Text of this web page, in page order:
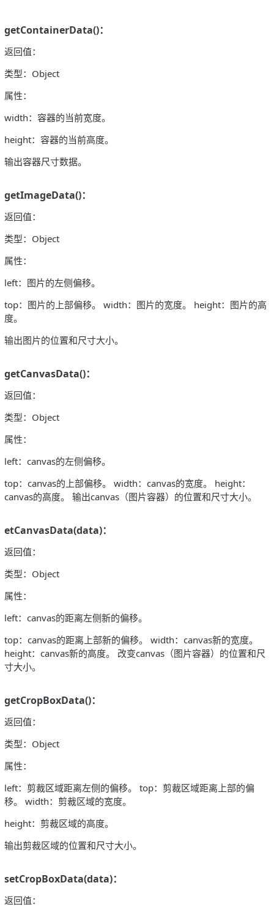
getContainerData()：
返回值：
类型：Object
属性：
width：容器的当前宽度。
height：容器的当前高度。
输出容器尺寸数据。
getImageData()：
返回值：
类型：Object
属性：
left：图片的左侧偏移。
top：图片的上部偏移。 width：图片的宽度。 height：图片的高
度。
输出图片的位置和尺寸大小。
getCanvasData()：
返回值：
类型：Object
属性：
left：canvas的左侧偏移。
top：canvas的上部偏移。 width：canvas的宽度。 height：
canvas的高度。 输出canvas（图片容器）的位置和尺寸大小。
etCanvasData(data)：
返回值：
类型：Object
属性：
left：canvas的距离左侧新的偏移。
top：canvas的距离上部新的偏移。 width：canvas新的宽度。
height：canvas新的高度。 改变canvas（图片容器）的位置和尺
寸大小。
getCropBoxData()：
返回值：
类型：Object
属性：
left：剪裁区域距离左侧的偏移。 top：剪裁区域距离上部的偏
移。 width：剪裁区域的宽度。
height：剪裁区域的高度。
输出剪裁区域的位置和尺寸大小。
setCropBoxData(data)：
返回值：